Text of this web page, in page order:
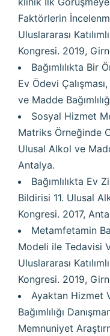
Faktörlerin
Uluslararası
Kongresi. 2019,
Bağımlılıkta Bir
Ev Ödevi
ve Madde
Sosyal Hizmet
Matriks Örneğinde
Ulusal Alkol ve
Antalya.
Bağımlılıkta Ev
Bildirisi 11. Ulusal
Kongresi. 2017,
Metamfetamin
Modeli ile Tedavisi
Uluslararası
Kongresi. 2019,
Ayaktan Hizmet
Bağımlılığı
Memnuniyet